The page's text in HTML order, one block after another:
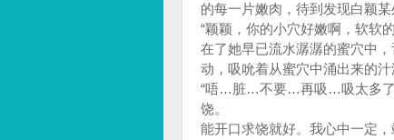
的每一片嫩肉，待到发现白颖
“颖颖，你的小穴好嫩啊，软软
在了她早已流水潺潺的蜜穴中
动，吸吮着从蜜穴中涌出来的汁
“唔…脏…不要…再吸…吸太多了
饶。
能开口求饶就好。我心中一定